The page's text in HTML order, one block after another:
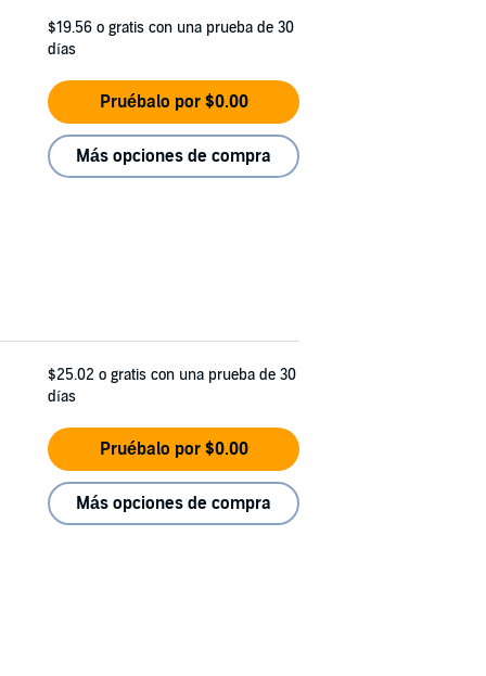
$19.56 o gratis con una prueba de 30
días
Pruébalo por $0.00
Más opciones de compra
$25.02 o gratis con una prueba de 30
días
Pruébalo por $0.00
Más opciones de compra